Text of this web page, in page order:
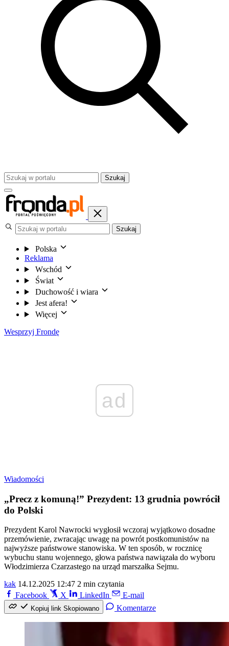
Szukaj
Szukaj
Polska
Reklama
Wschód
Świat
Duchowość i wiara
Jest afera!
Więcej
Wesprzyj Frondę
ad
Wiadomości
„Precz z komuną!” Prezydent: 13 grudnia powrócił
do Polski
Prezydent Karol Nawrocki wygłosił wczoraj wyjątkowo dosadne
przemówienie, zwracając uwagę na powrót postkomunistów na
najwyższe państwowe stanowiska. W ten sposób, w rocznicę
wybuchu stanu wojennego, głowa państwa nawiązała do wyboru
Włodzimierza Czarzastego na urząd marszałka Sejmu.
kak 14.12.2025 12:47 2 min czytania
Facebook
X LinkedIn E-mail
Kopiuj link Skopiowano Komentarze